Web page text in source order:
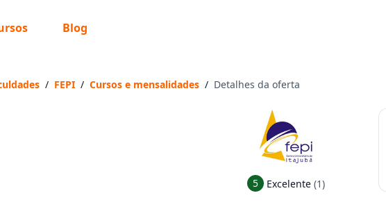
Blog
/ FEPI / Cursos e mensalidades / Detalhes da oferta
5 Excelente (1)